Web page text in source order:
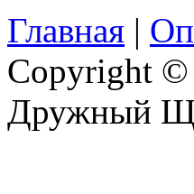
Главная |
Copyright ©
Дружный